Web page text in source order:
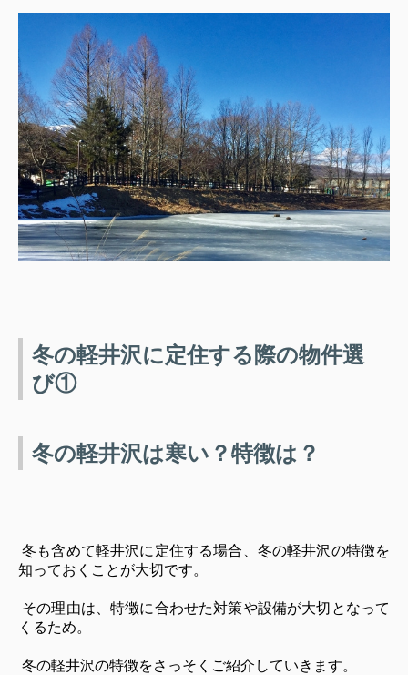
冬の軽井沢に定住する際の物件選
び①
冬の軽井沢は寒い？特徴は？
冬も含めて軽井沢に定住する場合、冬の軽井沢の特徴を
知っておくことが大切です。
その理由は、特徴に合わせた対策や設備が大切となって
くるため。
冬の軽井沢の特徴をさっそくご紹介していきます。